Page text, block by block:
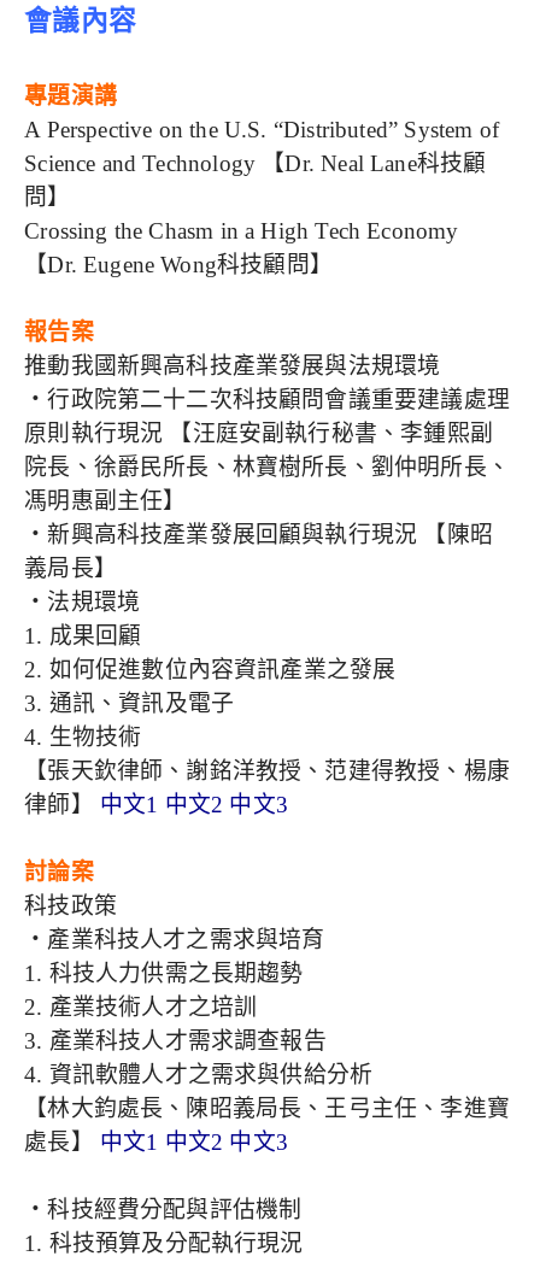
會議內容
專題演講
A Perspective on the U.S. “Distributed” System of
Science and Technology 【Dr. Neal Lane科技顧
問】
Crossing the Chasm in a High Tech Economy
【Dr. Eugene Wong科技顧問】
報告案
推動我國新興高科技產業發展與法規環境
‧行政院第二十二次科技顧問會議重要建議處理
原則執行現況 【汪庭安副執行秘書、李鍾熙副
院長、徐爵民所長、林寶樹所長、劉仲明所長、
馮明惠副主任】
‧新興高科技產業發展回顧與執行現況 【陳昭
義局長】
‧法規環境
1. 成果回顧
2. 如何促進數位內容資訊產業之發展
3. 通訊、資訊及電子
4. 生物技術
【張天欽律師、謝銘洋教授、范建得教授、楊康
律師】 中文1 中文2 中文3
討論案
科技政策
‧產業科技人才之需求與培育
1. 科技人力供需之長期趨勢
2. 產業技術人才之培訓
3. 產業科技人才需求調查報告
4. 資訊軟體人才之需求與供給分析
【林大鈞處長、陳昭義局長、王弓主任、李進寶
處長】 中文1 中文2 中文3
‧科技經費分配與評估機制
1. 科技預算及分配執行現況